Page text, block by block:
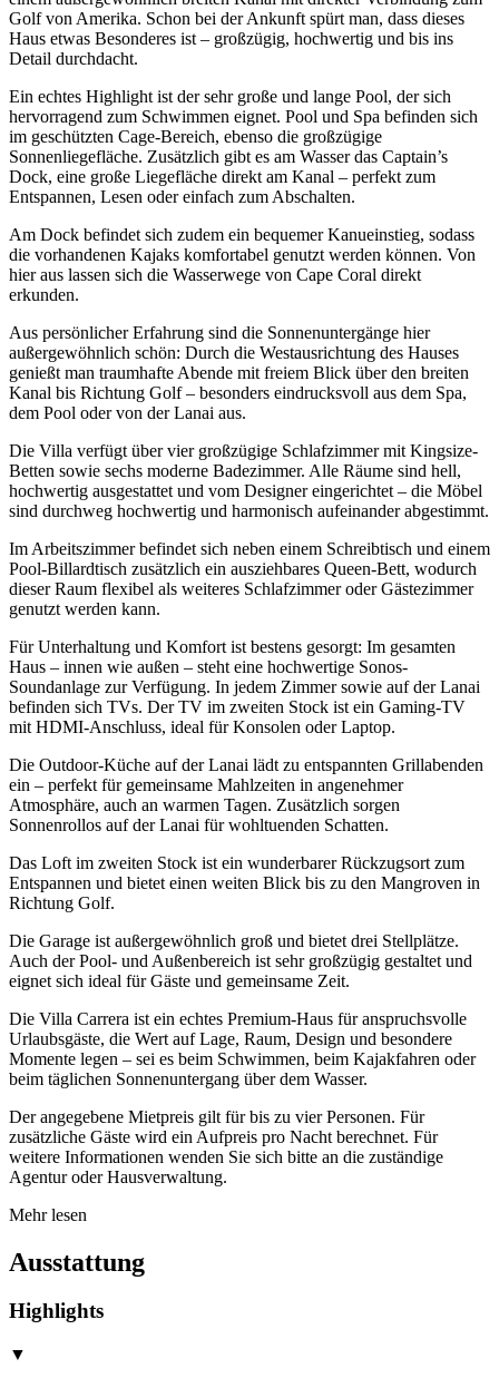
Golf von Amerika. Schon bei der Ankunft spürt man, dass dieses
Haus etwas Besonderes ist – großzügig, hochwertig und bis ins
Detail durchdacht.
Ein echtes Highlight ist der sehr große und lange Pool, der sich
hervorragend zum Schwimmen eignet. Pool und Spa befinden sich
im geschützten Cage-Bereich, ebenso die großzügige
Sonnenliegefläche. Zusätzlich gibt es am Wasser das Captain’s
Dock, eine große Liegefläche direkt am Kanal – perfekt zum
Entspannen, Lesen oder einfach zum Abschalten.
Am Dock befindet sich zudem ein bequemer Kanueinstieg, sodass
die vorhandenen Kajaks komfortabel genutzt werden können. Von
hier aus lassen sich die Wasserwege von Cape Coral direkt
erkunden.
Aus persönlicher Erfahrung sind die Sonnenuntergänge hier
außergewöhnlich schön: Durch die Westausrichtung des Hauses
genießt man traumhafte Abende mit freiem Blick über den breiten
Kanal bis Richtung Golf – besonders eindrucksvoll aus dem Spa,
dem Pool oder von der Lanai aus.
Die Villa verfügt über vier großzügige Schlafzimmer mit Kingsize-
Betten sowie sechs moderne Badezimmer. Alle Räume sind hell,
hochwertig ausgestattet und vom Designer eingerichtet – die Möbel
sind durchweg hochwertig und harmonisch aufeinander abgestimmt.
Im Arbeitszimmer befindet sich neben einem Schreibtisch und einem
Pool-Billardtisch zusätzlich ein ausziehbares Queen-Bett, wodurch
dieser Raum flexibel als weiteres Schlafzimmer oder Gästezimmer
genutzt werden kann.
Für Unterhaltung und Komfort ist bestens gesorgt: Im gesamten
Haus – innen wie außen – steht eine hochwertige Sonos-
Soundanlage zur Verfügung. In jedem Zimmer sowie auf der Lanai
befinden sich TVs. Der TV im zweiten Stock ist ein Gaming-TV
mit HDMI-Anschluss, ideal für Konsolen oder Laptop.
Die Outdoor-Küche auf der Lanai lädt zu entspannten Grillabenden
ein – perfekt für gemeinsame Mahlzeiten in angenehmer
Atmosphäre, auch an warmen Tagen. Zusätzlich sorgen
Sonnenrollos auf der Lanai für wohltuenden Schatten.
Das Loft im zweiten Stock ist ein wunderbarer Rückzugsort zum
Entspannen und bietet einen weiten Blick bis zu den Mangroven in
Richtung Golf.
Die Garage ist außergewöhnlich groß und bietet drei Stellplätze.
Auch der Pool- und Außenbereich ist sehr großzügig gestaltet und
eignet sich ideal für Gäste und gemeinsame Zeit.
Die Villa Carrera ist ein echtes Premium-Haus für anspruchsvolle
Urlaubsgäste, die Wert auf Lage, Raum, Design und besondere
Momente legen – sei es beim Schwimmen, beim Kajakfahren oder
beim täglichen Sonnenuntergang über dem Wasser.
Der angegebene Mietpreis gilt für bis zu vier Personen. Für
zusätzliche Gäste wird ein Aufpreis pro Nacht berechnet. Für
weitere Informationen wenden Sie sich bitte an die zuständige
Agentur oder Hausverwaltung.
Mehr lesen
Ausstattung
Highlights
▼